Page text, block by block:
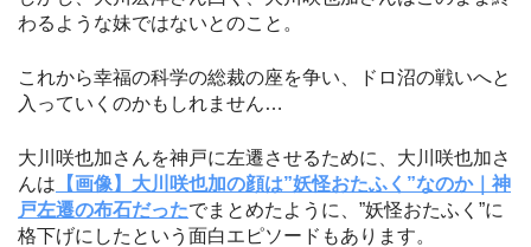
わるような妹ではないとのこと。
これから幸福の科学の総裁の座を争い、ドロ沼の戦いへと
入っていくのかもしれません…
大川咲也加さんを神戸に左遷させるために、大川咲也加さ
んは 【画像】大川咲也加の顔は”妖怪おたふく”なのか｜神
戸左遷の布石だったでまとめたように、”妖怪おたふく”に
格下げにしたという面白エピソードもあります。